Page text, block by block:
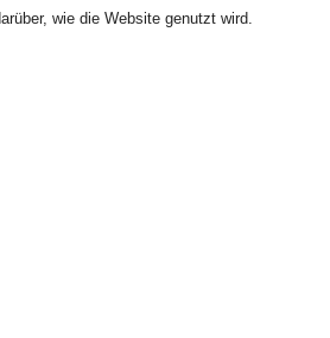
wie die Website genutzt wird.